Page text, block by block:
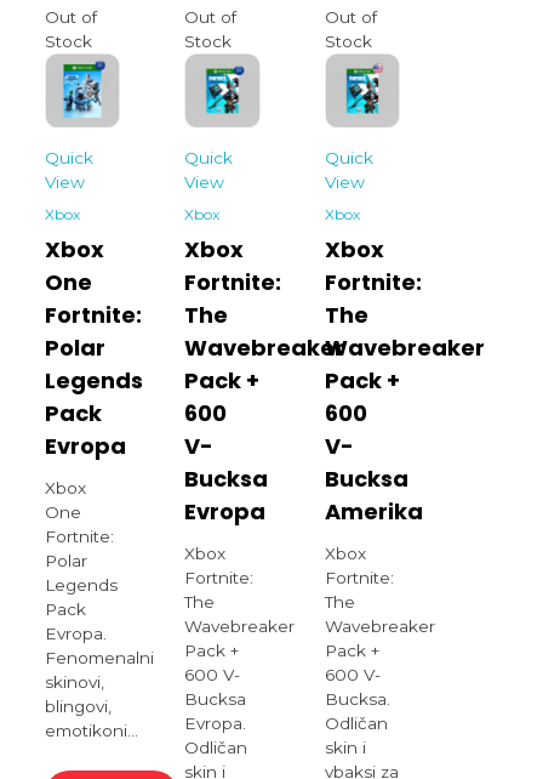
Out of
Stock
Quick
View
Xbox
Xbox
One
Fortnite:
Polar
Legends
Pack
Evropa
Xbox
One
Fortnite:
Polar
Legends
Pack
Evropa.
Fenomenalni
skinovi,
blingovi,
emotikoni...
Out of
Stock
Quick
View
Xbox
Xbox
Fortnite:
The
Wavebreaker
Pack +
600
V-
Bucksa
Evropa
Xbox
Fortnite:
The
Wavebreaker
Pack +
600 V-
Bucksa
Evropa.
Odličan
skin i
Out of
Stock
Quick
View
Xbox
Xbox
Fortnite:
The
Wavebreaker
Pack +
600
V-
Bucksa
Amerika
Xbox
Fortnite:
The
Wavebreaker
Pack +
600 V-
Bucksa.
Odličan
skin i
vbaksi za